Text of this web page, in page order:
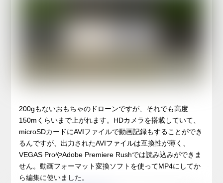
200gもないおもちゃのドローンですが、それでも高度
150mくらいまで上がれます。HDカメラを搭載していて、
microSDカードにAVIファイルで動画記録もすることができ
るんですが、出力されたAVIファイルは互換性が薄く、
VEGAS ProやAdobe Premiere Rushでは読み込みができま
せん。動画フォーマット変換ソフトを使ってMP4にしてか
ら編集に使いました。